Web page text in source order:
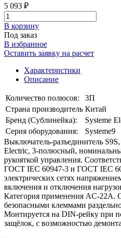
5 093 ₽
В корзинy
Под заказ
В избранное
Оставить заявку на расчет
Характеристики
Описание
Количество полюсов:
3П
Страна производитель Китай
Бренд (Сублинейка):
Systeme
Серия оборудования:
Systeme9
Выключатель-разъединитель
Electric, 3-полюсный,
рукояткой управления.
ГОСТ IEC 60947-3 и ГОСТ IEC
электрических сетях
включения и отключения
Категория применения AC-
безопасными клеммами
Монтируется на DIN-рейку при
защёлок, с возможностью